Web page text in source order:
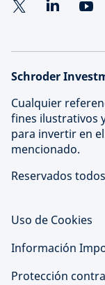
Schroder
Cualquier
fines ilustrativos
para invertir en
mencionado.
Reservados
Uso de Cookies
Información
Protección